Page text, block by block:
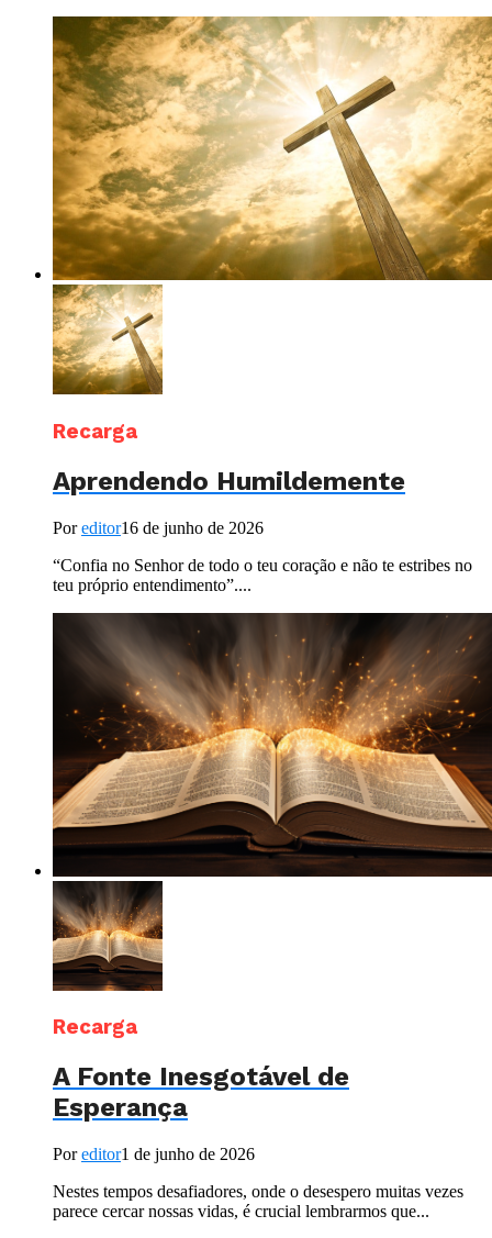
Recarga
Aprendendo Humildemente
Poreditor16 de junho de 2026
“Confia no Senhor de todo o teu coração e não te estribes no
teu próprio entendimento”....
Recarga
A Fonte Inesgotável de
Esperança
Poreditor1 de junho de 2026
Nestes tempos desafiadores, onde o desespero muitas vezes
parece cercar nossas vidas, é crucial lembrarmos que...